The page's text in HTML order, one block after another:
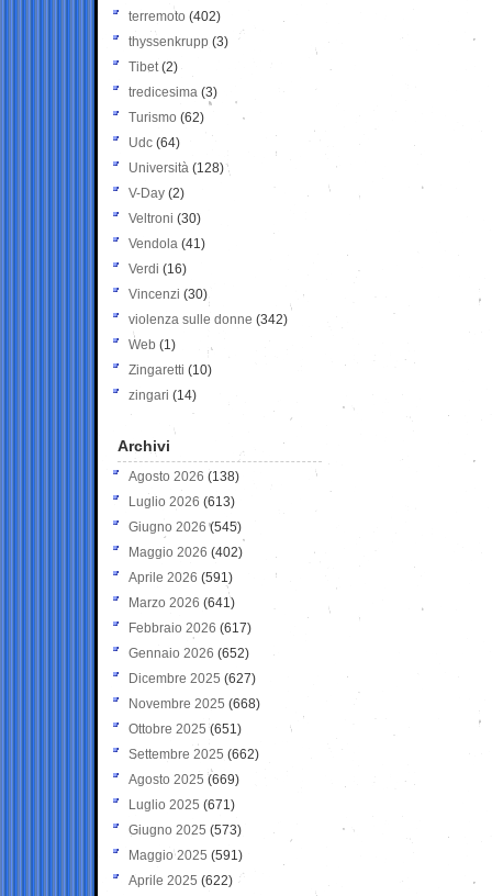
terremoto (402)
thyssenkrupp (3)
Tibet(2)
tredicesima (3)
Turismo (62)
Udc (64)
Università (128)
V-Day (2)
Veltroni (30)
Vendola (41)
Verdi (16)
Vincenzi (30)
violenza sulle donne (342)
Web (1)
Zingaretti (10)
zingari (14)
Archivi
Agosto 2026 (138)
Luglio 2026 (613)
Giugno 2026 (545)
Maggio 2026 (402)
Aprile 2026 (591)
Marzo 2026 (641)
Febbraio 2026 (617)
Gennaio 2026 (652)
Dicembre 2025 (627)
Novembre 2025 (668)
Ottobre 2025 (651)
Settembre 2025 (662)
Agosto 2025 (669)
Luglio 2025 (671)
Giugno 2025 (573)
Maggio 2025 (591)
Aprile 2025 (622)